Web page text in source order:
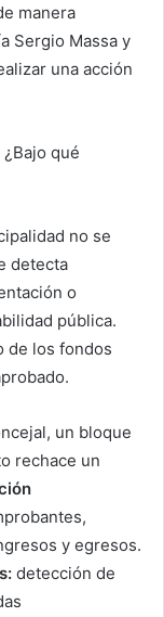
manera
Sergio Massa y
una acción
qué
no se
detecta
o
pública.
de los fondos
un bloque
rechace un
y egresos.
detección de